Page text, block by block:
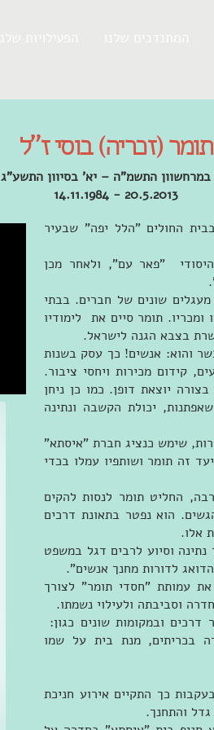
תומר (זכריה) בוסי ז"ל
התשמ"ה – יא' בסיוון התשע"ג
20.5.2013 - 14.11.1984
תומר בוסי ז"ל בבית החולים "הלל יפה" שבעיר
"פאר עם", ולאחר מכן
מעגלים שונים של חברים. בבתי
תומר סיים את לימודיו
בצבא הגנה לישראל.
והוא: אנשים! כך עסק בשנות
קידום מכירות ויחסי ציבור.
יוצאת דופן. כמו כן ניחן
יכולת הקשבה ונתינה
שימש כנציג חברת "איסתא"
זה תומר ושותפיו עמלו בכדי
החליט תומר לנסות להקים
הוא נפטר בתאונת דרכים
וסיוע לרבים דגל במשפט
לדורות מחנך אנשים".
את עמותת "חסדי תומר" לצורך
וסביבתה ולעילוי נשמתו.
ובמקומות שונים כגון:
בכריתים, מנת בית על שמו
ובעקבות כך התקיים אירוע חניכת
והתחנך.